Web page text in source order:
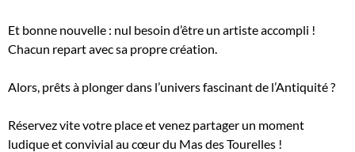
Et bonne nouvelle : nul besoin d’être un artiste accompli !
Chacun repart avec sa propre création.
Alors, prêts à plonger dans l’univers fascinant de l’Antiquité ?
​Réservez vite votre place et venez partager un moment
ludique et convivial au cœur du Mas des Tourelles !